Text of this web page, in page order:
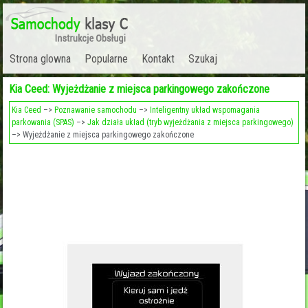
Strona glowna Popularne Kontakt Szukaj
Kia Ceed: Wyjeżdżanie z miejsca parkingowego zakończone
Kia Ceed –> Poznawanie samochodu –> Inteligentny układ wspomagania
parkowania (SPAS) –>Jak działa układ (tryb wyjeżdżania z miejsca parkingowego)
–> Wyjeżdżanie z miejsca parkingowego zakończone